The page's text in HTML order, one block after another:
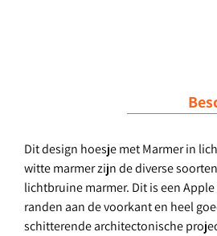
Dit design hoesje met Marmer in
witte marmer zijn de diverse
lichtbruine marmer. Dit is een
randen aan de voorkant en heel
schitterende architectonische